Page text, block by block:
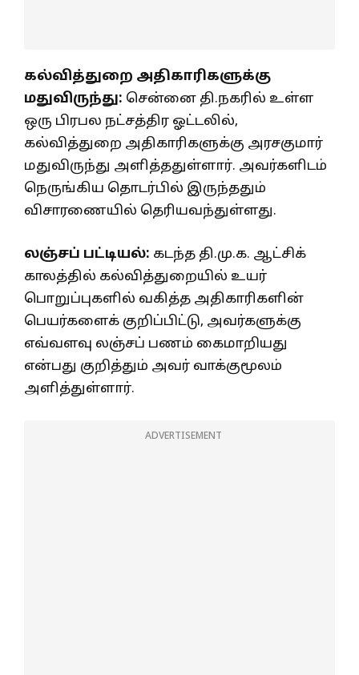
கல்வித்துறை அதிகாரிகளுக்கு
மதுவிருந்து: சென்னை தி.நகரில் உள்ள
ஒரு பிரபல நட்சத்திர ஓட்டலில்,
கல்வித்துறை அதிகாரிகளுக்கு அரசகுமார்
மதுவிருந்து அளித்ததுள்ளார். அவர்களிடம்
நெருங்கிய தொடர்பில் இருந்ததும்
விசாரணையில் தெரியவந்துள்ளது.
லஞ்சப் பட்டியல்: கடந்த தி.மு.க. ஆட்சிக்
காலத்தில் கல்வித்துறையில் உயர்
பொறுப்புகளில் வகித்த அதிகாரிகளின்
பெயர்களைக் குறிப்பிட்டு, அவர்களுக்கு
எவ்வளவு லஞ்சப் பணம் கைமாறியது
என்பது குறித்தும் அவர் வாக்குமூலம்
அளித்துள்ளார்.
ADVERTISEMENT